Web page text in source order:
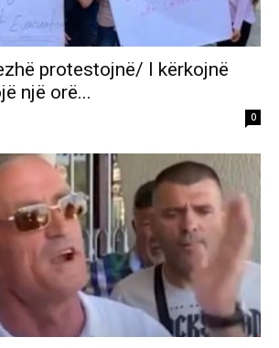
protestojnë/ I kërkojnë
një orë...
0